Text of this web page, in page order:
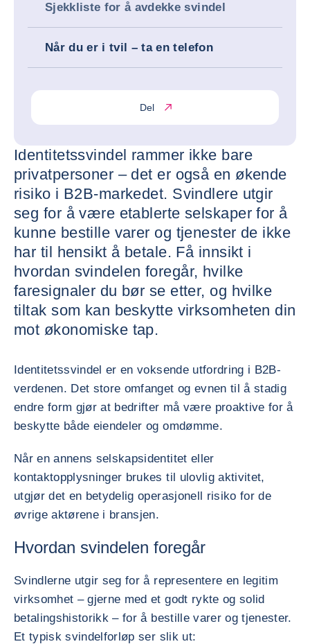
Sjekkliste for å avdekke svindel
Når du er i tvil – ta en telefon
Del
Identitetssvindel rammer ikke bare
privatpersoner – det er også en økende
risiko i B2B-markedet. Svindlere utgir
seg for å være etablerte selskaper for å
kunne bestille varer og tjenester de ikke
har til hensikt å betale. Få innsikt i
hvordan svindelen foregår, hvilke
faresignaler du bør se etter, og hvilke
tiltak som kan beskytte virksomheten din
mot økonomiske tap.
Identitetssvindel er en voksende utfordring i B2B-
verdenen. Det store omfanget og evnen til å stadig
endre form gjør at bedrifter må være proaktive for å
beskytte både eiendeler og omdømme.
Når en annens selskapsidentitet eller
kontaktopplysninger brukes til ulovlig aktivitet,
utgjør det en betydelig operasjonell risiko for de
øvrige aktørene i bransjen.
Hvordan svindelen foregår
Svindlerne utgir seg for å representere en legitim
virksomhet – gjerne med et godt rykte og solid
betalingshistorikk – for å bestille varer og tjenester.
Et typisk svindelforløp ser slik ut: